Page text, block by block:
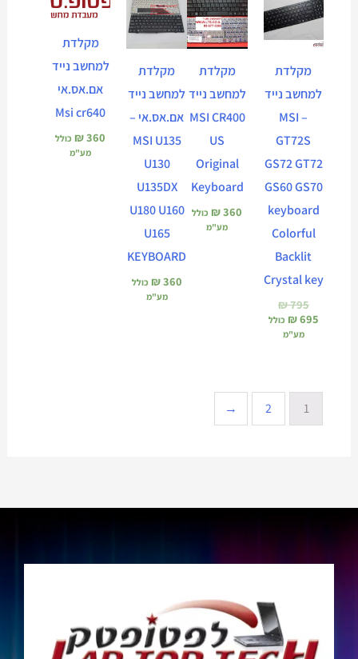
מקלדת
למחשב נייד
– MSI
GT72S
GS72 GT72
GS60 GS70
keyboard
Colorful
Backlit
Crystal key
₪795
המקורי
היה:
₪ 795.
₪695
הנוכחי
הוא:
₪ 695.
כולל
מע"מ
מקלדת
למחשב נייד
MSI CR400
US
Original
Keyboard
₪360
כולל
מע"מ
מקלדת
למחשב נייד
אם.אס.אי –
MSI U135
U130
U135DX
U180 U160
U165
KEYBOARD
₪360
כולל
מע"מ
מקלדת
למחשב נייד
אם.אס.אי
Msi cr640
₪360
כולל
מע"מ
1
2
←